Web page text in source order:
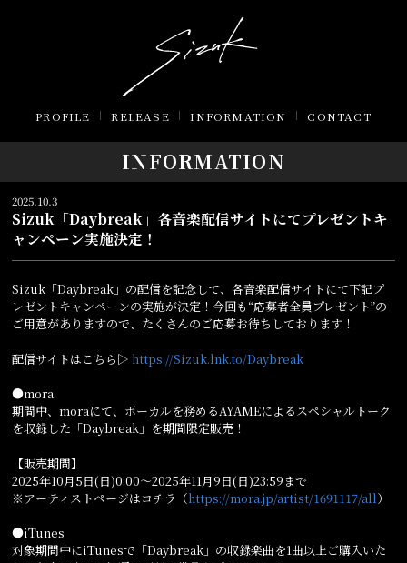
PROFILE RELEASE INFORMATION CONTACT
INFORMATION
2025.10.3
Sizuk「Daybreak」各音楽配信サイトにてプレゼントキ
ャンペーン実施決定！
Sizuk「Daybreak」の配信を記念して、各音楽配信サイトにて下記プ
レゼントキャンペーンの実施が決定！今回も“応募者全員プレゼント”の
ご用意がありますので、たくさんのご応募お待ちしております！
配信サイトはこちら▷https://Sizuk.lnk.to/Daybreak
●mora
期間中、moraにて、ボーカルを務めるAYAMEによるスペシャルトーク
を収録した「Daybreak」を期間限定販売！
【販売期間】
2025年10月5日(日)0:00〜2025年11月9日(日)23:59まで
※アーティストページはコチラ（https://mora.jp/artist/1691117/all）
●iTunes
対象期間中にiTunesで「Daybreak」の収録楽曲を1曲以上ご購入いた